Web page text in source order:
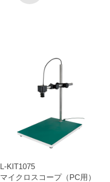
L-KIT1075
マイクロスコープ（PC用）